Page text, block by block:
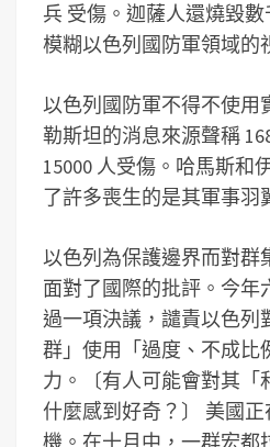
兵 受傷。迦薩人還燒毀
模糊以色列國防軍領域的
以色列國防軍不得不使用
勒斯坦的消息來源聲稱
15000 人受傷。哈馬斯和
了許多喪生的是其軍事羽
以色列為保護邊界而對群
面對了國際的批評。今年
過一項決議，譴責以色列
群」使用「過度、不成比
力。〔有人可能會對其「
什麼感到好奇？〕 美國